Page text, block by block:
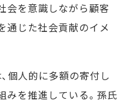
会を意識しながら顧客
通じた社会貢献のイメ
個人的に多額の寄付し
みを推進している。孫氏